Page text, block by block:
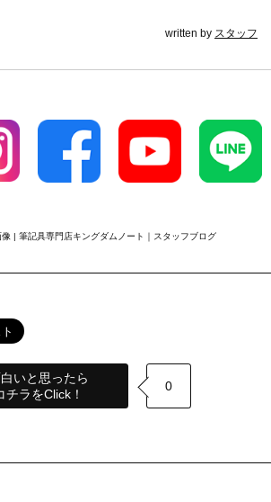
written by スタッフ
| 筆記具専門店キングダムノート｜スタッフブログ
いと思ったら
チラをClick！
0